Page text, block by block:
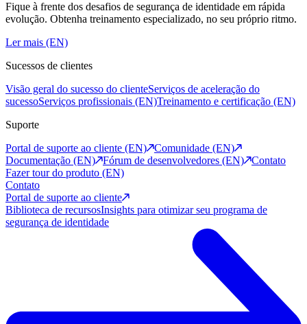
Fique à frente dos desafios de segurança de identidade em rápida
evolução. Obtenha treinamento especializado, no seu próprio ritmo.
Ler mais (EN)
Sucessos de clientes
Visão geral do sucesso do clienteServiços de aceleração do
sucessoServiços profissionais (EN)Treinamento e certificação (EN)
Suporte
Portal de suporte ao cliente (EN)
Comunidade (EN)
Documentação (EN)
Fórum de desenvolvedores (EN)
Contato
Fazer tour do produto (EN)
Contato
Portal de suporte ao cliente
Biblioteca de recursosInsights para otimizar seu programa de
segurança de identidade